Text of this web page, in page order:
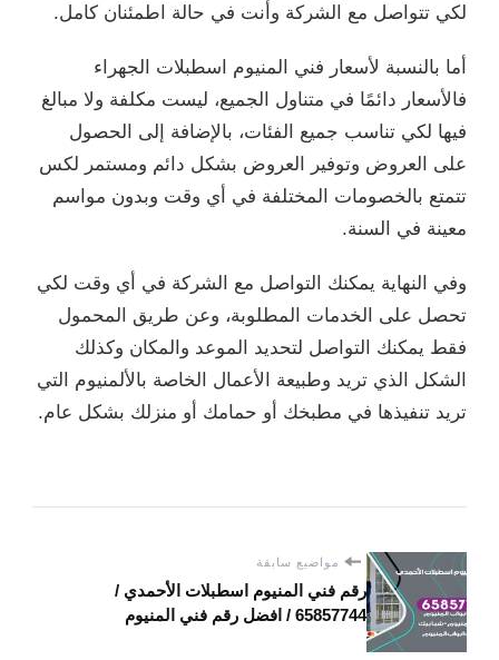
لكي تتواصل مع الشركة وأنت في حالة اطمئنان كامل.
أما بالنسبة لأسعار فني المنيوم اسطبلات الجهراء
فالأسعار دائمًا في متناول الجميع، ليست مكلفة ولا مبالغ
فيها لكي تناسب جميع الفئات، بالإضافة إلى الحصول
على العروض وتوفير العروض بشكل دائم ومستمر لكس
تتمتع بالخصومات المختلفة في أي وقت وبدون مواسم
معينة في السنة.
وفي النهاية يمكنك التواصل مع الشركة في أي وقت لكي
تحصل على الخدمات المطلوبة، وعن طريق المحمول
فقط يمكنك التواصل لتحديد الموعد والمكان وكذلك
الشكل الذي تريد وطبيعة الأعمال الخاصة بالألمنيوم التي
تريد تنفيذها في مطبخك أو حمامك أو منزلك بشكل عام.
مواضيع سابقة
رقم فني المنيوم اسطبلات الأحمدي /
65857744 / افضل رقم فني المنيوم